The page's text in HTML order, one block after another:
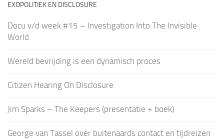
EXOPOLITIEK EN DISCLOSURE
Docu v/d week #15 – Investigation Into The Invisible
World
Wereld bevrijding is een dynamisch proces
Citizen Hearing On Disclosure
Jim Sparks – The Keepers (presentatie + boek)
George van Tassel over buitenaards contact en tijdreizen